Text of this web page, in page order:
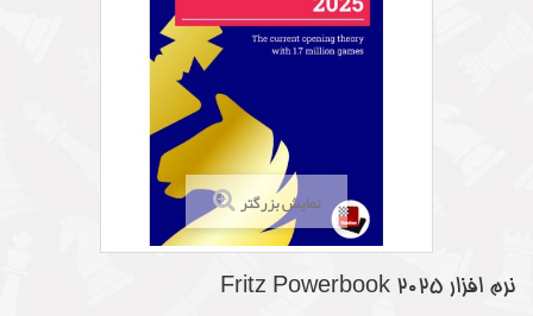
نمایش بزرگتر
نرم افزار Fritz Powerbook 2025